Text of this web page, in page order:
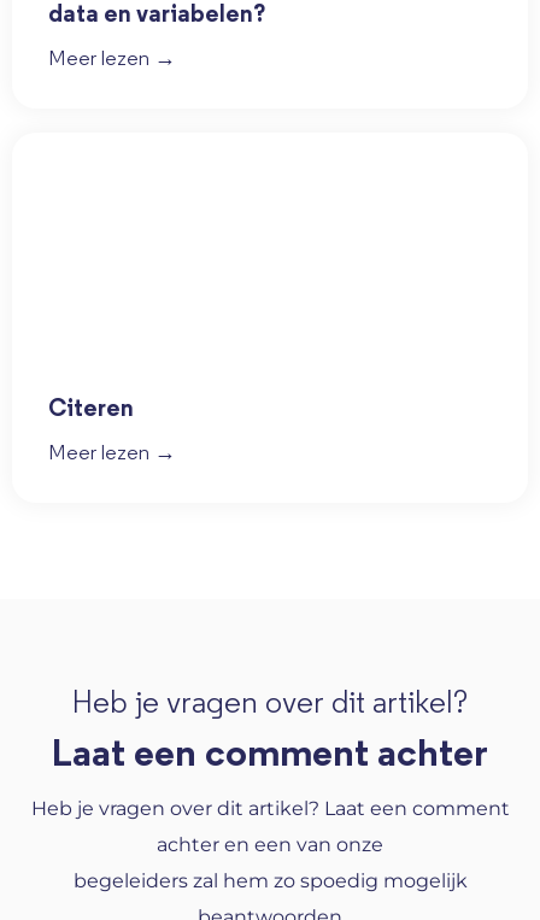
data en variabelen?
Meer lezen →
Citeren
Meer lezen →
Heb je vragen over dit artikel?
Laat een comment achter
Heb je vragen over dit artikel? Laat een comment
achter en een van onze
begeleiders zal hem zo spoedig mogelijk